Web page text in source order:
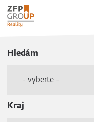
Hledám
- vyberte -
Kraj